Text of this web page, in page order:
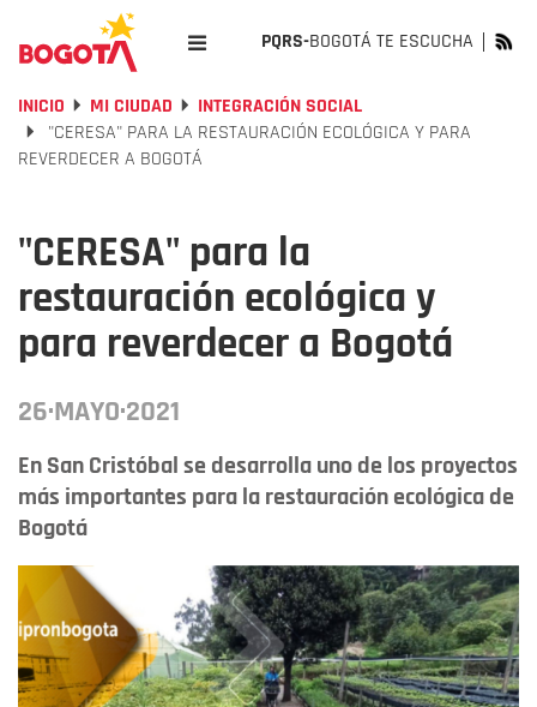
PQRS-BOGOTÁ TE ESCUCHA
INICIO MI CIUDAD
INTEGRACIÓN SOCIAL
"CERESA" PARA LA RESTAURACIÓN ECOLÓGICA Y PARA
REVERDECER A BOGOTÁ
"CERESA" para la
restauración ecológica y
para reverdecer a Bogotá
26·MAYO·2021
En San Cristóbal se desarrolla uno de los proyectos
más importantes para la restauración ecológica de
Bogotá